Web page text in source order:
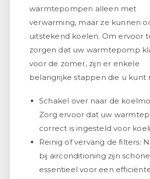
warmtepompen alleen met
verwarming, maar ze kunnen
uitstekend koelen. Om ervoor
zorgen dat uw warmtepomp
voor de zomer, zijn er enkele
belangrijke stappen die u kunt
Schakel over naar de
Zorg ervoor dat uw
correct is ingesteld voor
Reinig of vervang de filters:
bij airconditioning zijn
essentieel voor een